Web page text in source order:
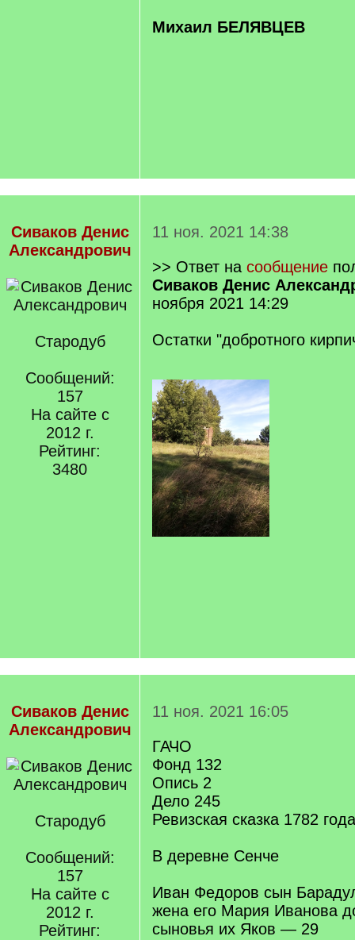
Михаил БЕЛЯВЦЕВ
Сиваков Денис
Александрович
Стародуб
Сообщений:
157
На сайте с
2012 г.
Рейтинг:
3480
11 ноя. 2021 14:38
>> Ответ на сообщение
Сиваков Денис
ноября 2021 14:29
Остатки "добротного
Сиваков Денис
Александрович
Стародуб
Сообщений:
157
На сайте с
2012 г.
Рейтинг:
11 ноя. 2021 16:05
ГАЧО
Фонд 132
Опись 2
Дело 245
Ревизская сказка 1782 года
В деревне Сенче
Иван Федоров сын
жена его Мария Иванова
сыновья их Яков — 29